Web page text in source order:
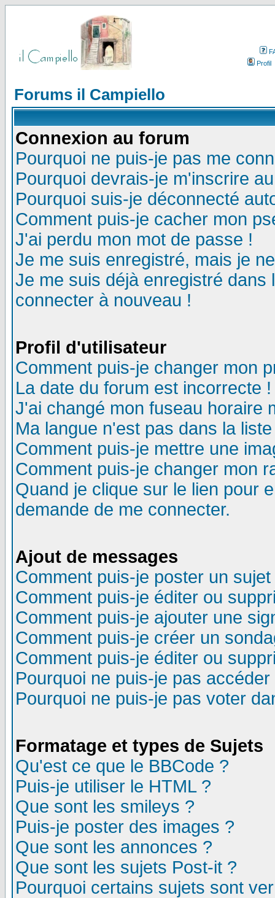
Profil
Forums il Campiello
Connexion au forum
Pourquoi ne puis-je pas me
Pourquoi devrais-je m'inscrire
Pourquoi suis-je déconnecté
Comment puis-je cacher mon
J'ai perdu mon mot de passe !
Je me suis enregistré, mais je
Je me suis déjà enregistré
connecter à nouveau !
Profil d'utilisateur
Comment puis-je changer mon
La date du forum est incorrecte !
J'ai changé mon fuseau horaire
Ma langue n'est pas dans la
Comment puis-je mettre une
Comment puis-je changer mon
Quand je clique sur le lien pour
demande de me connecter.
Ajout de messages
Comment puis-je poster un
Comment puis-je éditer ou
Comment puis-je ajouter une
Comment puis-je créer un
Comment puis-je éditer ou
Pourquoi ne puis-je pas
Pourquoi ne puis-je pas voter
Formatage et types de Sujets
Qu'est ce que le BBCode ?
Puis-je utiliser le HTML ?
Que sont les smileys ?
Puis-je poster des images ?
Que sont les annonces ?
Que sont les sujets Post-it ?
Pourquoi certains sujets sont